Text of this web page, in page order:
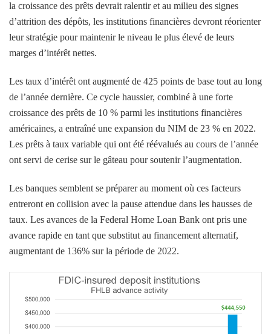
la croissance des prêts devrait ralentir et au milieu des signes
d’attrition des dépôts, les institutions financières devront réorienter
leur stratégie pour maintenir le niveau le plus élevé de leurs
marges d’intérêt nettes.
Les taux d’intérêt ont augmenté de 425 points de base tout au long
de l’année dernière. Ce cycle haussier, combiné à une forte
croissance des prêts de 10 % parmi les institutions financières
américaines, a entraîné une expansion du NIM de 23 % en 2022.
Les prêts à taux variable qui ont été réévalués au cours de l’année
ont servi de cerise sur le gâteau pour soutenir l’augmentation.
Les banques semblent se préparer au moment où ces facteurs
entreront en collision avec la pause attendue dans les hausses de
taux. Les avances de la Federal Home Loan Bank ont ​​pris une
avance rapide en tant que substitut au financement alternatif,
augmentant de 136% sur la période de 2022.